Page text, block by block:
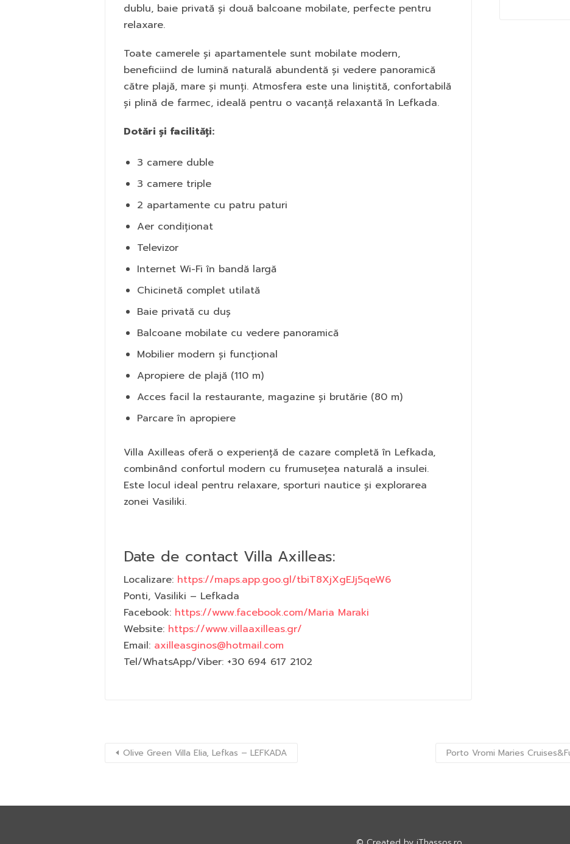
dublu, baie privată și două balcoane mobilate, perfecte pentru
relaxare.
Toate camerele și apartamentele sunt mobilate modern,
beneficiind de lumină naturală abundentă și vedere panoramică
către plajă, mare și munți. Atmosfera este una liniștită, confortabilă
și plină de farmec, ideală pentru o vacanță relaxantă în Lefkada.
Dotări și facilități:
3 camere duble
3 camere triple
2 apartamente cu patru paturi
Aer condiționat
Televizor
Internet Wi-Fi în bandă largă
Chicinetă complet utilată
Baie privată cu duș
Balcoane mobilate cu vedere panoramică
Mobilier modern și funcțional
Apropiere de plajă (110 m)
Acces facil la restaurante, magazine și brutărie (80 m)
Parcare în apropiere
Villa Axilleas oferă o experiență de cazare completă în Lefkada,
combinând confortul modern cu frumusețea naturală a insulei.
Este locul ideal pentru relaxare, sporturi nautice și explorarea
zonei Vasiliki.
Date de contact Villa Axilleas:
Localizare: https://maps.app.goo.gl/tbiT8XjXgEJj5qeW6
Ponti, Vasiliki – Lefkada
Facebook: https://www.facebook.com/Maria Maraki
Website: https://www.villaaxilleas.gr/
Email: axilleasginos@hotmail.com
Tel/WhatsApp/Viber: +30 694 617 2102
Olive Green Villa Elia, Lefkas – LEFKADA Porto Vromi Maries